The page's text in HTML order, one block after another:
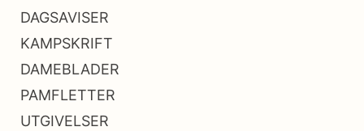
DAGSAVISER
KAMPSKRIFT
DAMEBLADER
PAMFLETTER
UTGIVELSER